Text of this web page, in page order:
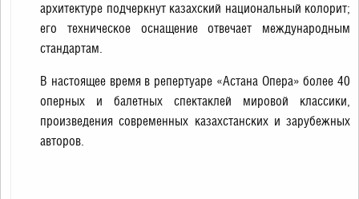
архитектуре подчеркнут казахский национальный колорит;
его техническое оснащение отвечает международным
стандартам.
В настоящее время в репертуаре «Астана Опера» более 40
оперных и балетных спектаклей мировой классики,
произведения современных казахстанских и зарубежных
авторов.